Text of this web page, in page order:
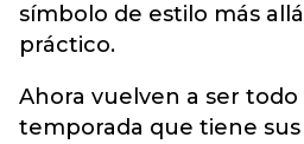
símbolo de estilo más
práctico.
Ahora vuelven a ser
temporada que tiene